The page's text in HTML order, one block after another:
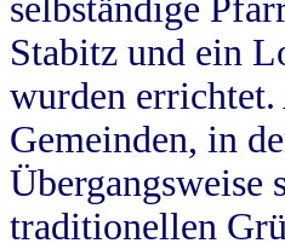
selbständige
Stabitz und ein
wurden
Gemeinden, in
Übergangsweise
traditionellen